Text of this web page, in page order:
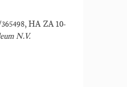
HA ZA 10-
N.V.